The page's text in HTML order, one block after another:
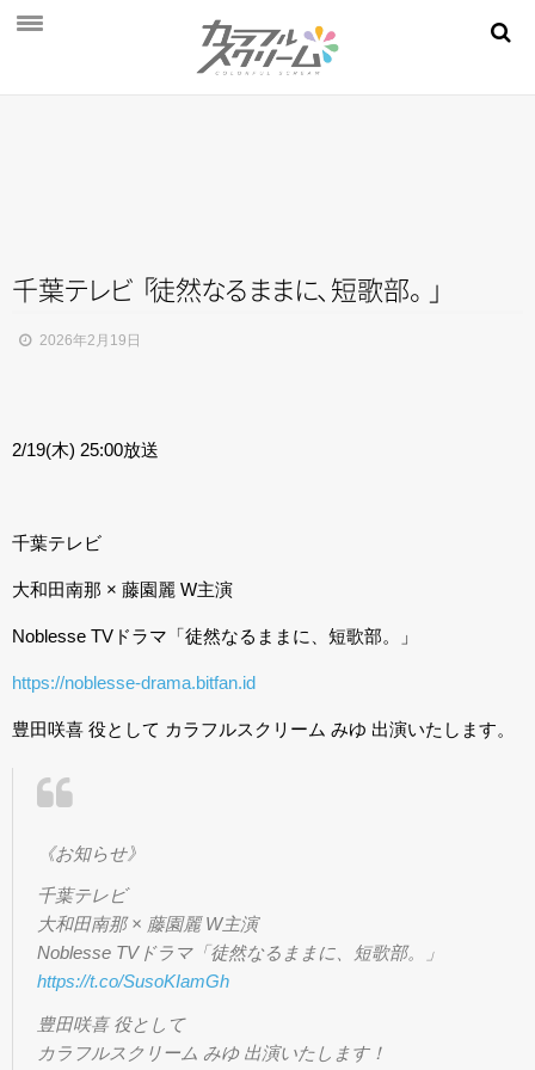
MOVIE
AUDITION
千葉テレビ「徒然なる ままに、 短歌部。 」
2026年2月19日
2/19(木) 25:00放送
千葉テレビ
大和田南那 × 藤園麗 W主演
Noblesse TVドラマ「徒然なるままに、短歌部。」
https://noblesse-drama.bitfan.id
豊田咲喜 役として カラフルスクリーム みゆ 出演いたします。
《お知らせ》
千葉テレビ
大和田南那 × 藤園麗 W主演
Noblesse TVドラマ「徒然なるままに、短歌部。」
https://t.co/SusoKIamGh
豊田咲喜 役として
カラフルスクリーム みゆ 出演いたします！